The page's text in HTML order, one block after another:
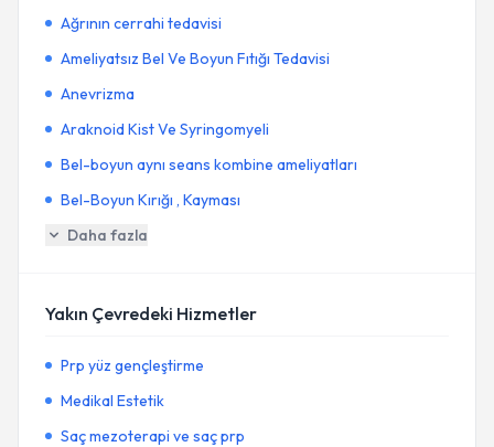
Ağrının cerrahi tedavisi
Ameliyatsız Bel Ve Boyun Fıtığı Tedavisi
Anevrizma
Araknoid Kist Ve Syringomyeli
Bel-boyun aynı seans kombine ameliyatları
Bel-Boyun Kırığı , Kayması
Daha fazla
Yakın Çevredeki Hizmetler
Prp yüz gençleştirme
Medikal Estetik
Saç mezoterapi ve saç prp